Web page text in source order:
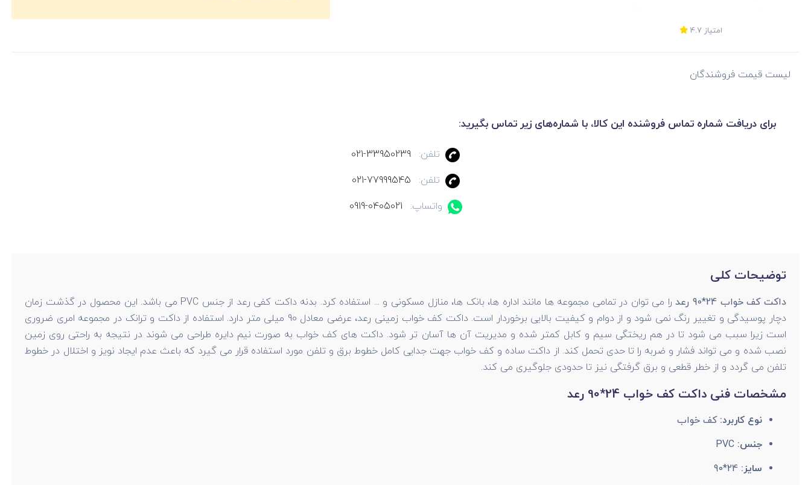
امتیاز 4.7
لیست قیمت فروشندگان
برای دریافت شماره تماس فروشنده این کالا، با شماره‌های زیر تماس بگیرید:
تلفن:
021-33950239
تلفن:
021-77999545
واتساپ:
0919-0405021
توضیحات کلی
داکت کف خواب 24*90 رعد
را می توان در تمامی مجموعه ها مانند اداره ها، بانک ها، منازل مسکونی و ... استفاده کرد. بدنه داکت کفی رعد از جنس PVC می باشد. این محصول در گذشت زمان
دچار پوسیدگی و تغییر رنگ نمی شود و از دوام و کیفیت بالایی برخوردار است. داکت کف خواب زمینی رعد، عرضی معادل 90 میلی متر دارد. استفاده از داکت و ترانک در مجموعه امری ضروری
است زیرا سبب می شود تا در هم ریختگی سیم و کابل کمتر شده و مدیریت آن ها آسان تر شود. داکت های کف خواب به صورت نیم دایره طراحی می شوند در نتیجه به راحتی روی زمین
نصب شده و می تواند فشار و ضربه را تا حدی تحمل کند. از داکت ساده و کف خواب جهت جدایی کامل خطوط برق و تلفن مورد استفاده قرار می گیرد که باعث عدم ایجاد نویز و اختلال در خطوط
تلفن می گردد و از خطر قطعی و برق گرفتگی نیز تا حدودی جلوگیری می کند.
مشخصات فنی داکت کف خواب 24*90 رعد
نوع کاربرد:کف خواب
جنس:PVC
سایز: 24*90